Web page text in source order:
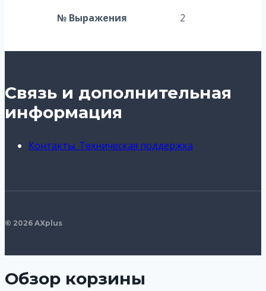
№ Выражения 2
Связь и дополнительная
информация
Контакты. Техническая поддержка
© 2026 AXplus
Обзор корзины